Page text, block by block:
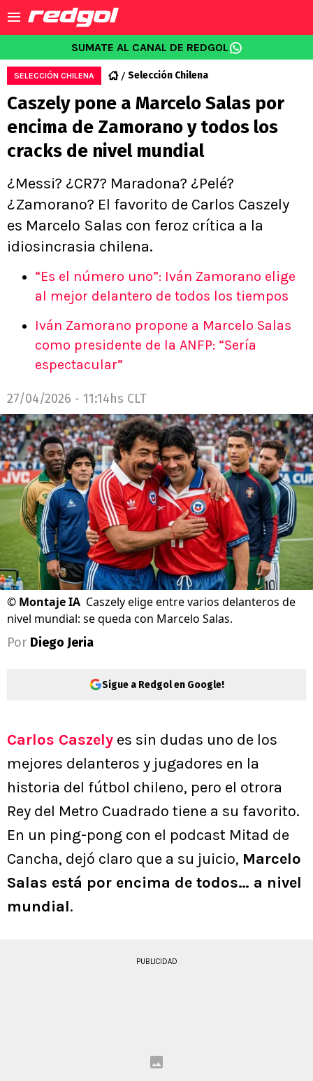
SUMATE AL CANAL DE REDGOL
SELECCIÓN CHILENA Selección Chilena
Caszely pone a Marcelo Salas por
encima de Zamorano y todos los
cracks de nivel mundial
¿Messi? ¿CR7? Maradona? ¿Pelé?
¿Zamorano? El favorito de Carlos Caszely
es Marcelo Salas con feroz crítica a la
idiosincrasia chilena.
“Es el número uno”: Iván Zamorano elige
al mejor delantero de todos los tiempos
Iván Zamorano propone a Marcelo Salas
como presidente de la ANFP: “Sería
espectacular”
27/04/2026 - 11:14hs CLT
© Montaje IA Caszely elige entre varios delanteros de
nivel mundial: se queda con Marcelo Salas.
Por Diego Jeria
Sigue a Redgol en Google!
Carlos Caszely es sin dudas uno de los
mejores delanteros y jugadores en la
historia del fútbol chileno, pero el otrora
Rey del Metro Cuadrado tiene a su favorito.
En un ping-pong con el podcast Mitad de
Cancha, dejó claro que a su juicio, Marcelo
Salas está por encima de todos… a nivel
mundial.
PUBLICIDAD